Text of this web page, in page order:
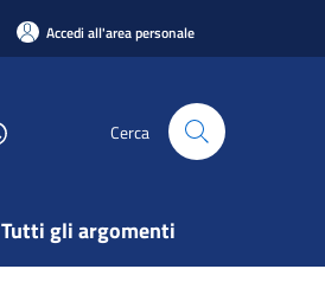
Accedi all'area personale
Cerca
Tutti gli argomenti